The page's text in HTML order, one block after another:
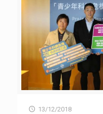
13/12/2018